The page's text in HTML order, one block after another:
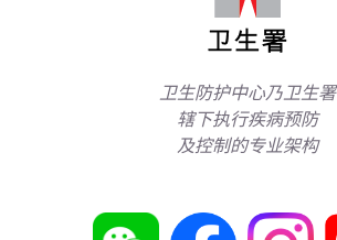
卫生防护中心乃卫生署
辖下执行疾病预防
及控制的专业架构